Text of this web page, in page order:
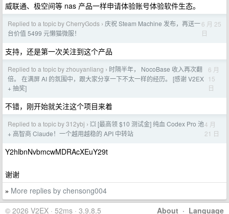
威联通、极空间等 nas 产品一样申请体验账号体验软件生态。
Replied to a topic by CherryGods › 庆祝 Steam Machine 发布，再送一
台价值 5499 元懒猫微服！
6 月 25
日
支持，还是第一次关注到这个产品
Replied to a topic by zhouyanliang › 时隔半年， NocoBase 收入再次翻
倍。 在满屏 AI 的氛围中，跟大家分享一下不太一样的经历。 [感谢 V2EX
+ 抽奖]
6 月
15
日
不错，刚开始就关注这个项目来着
Replied to a topic by 312ybj › 💥 [最高领 $10 测试金] 纯血 Codex Pro 池
+ 高智商 Claude！一个越用越稳的 API 中转站
4 月
21 日
Y2hlbnNvbmcwMDRAcXEuY29t
谢谢
» More replies by chensong004
About · Language
© 2026 V2EX · 52ms · 3.9.8.5